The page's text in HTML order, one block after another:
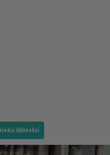
lähteeksi